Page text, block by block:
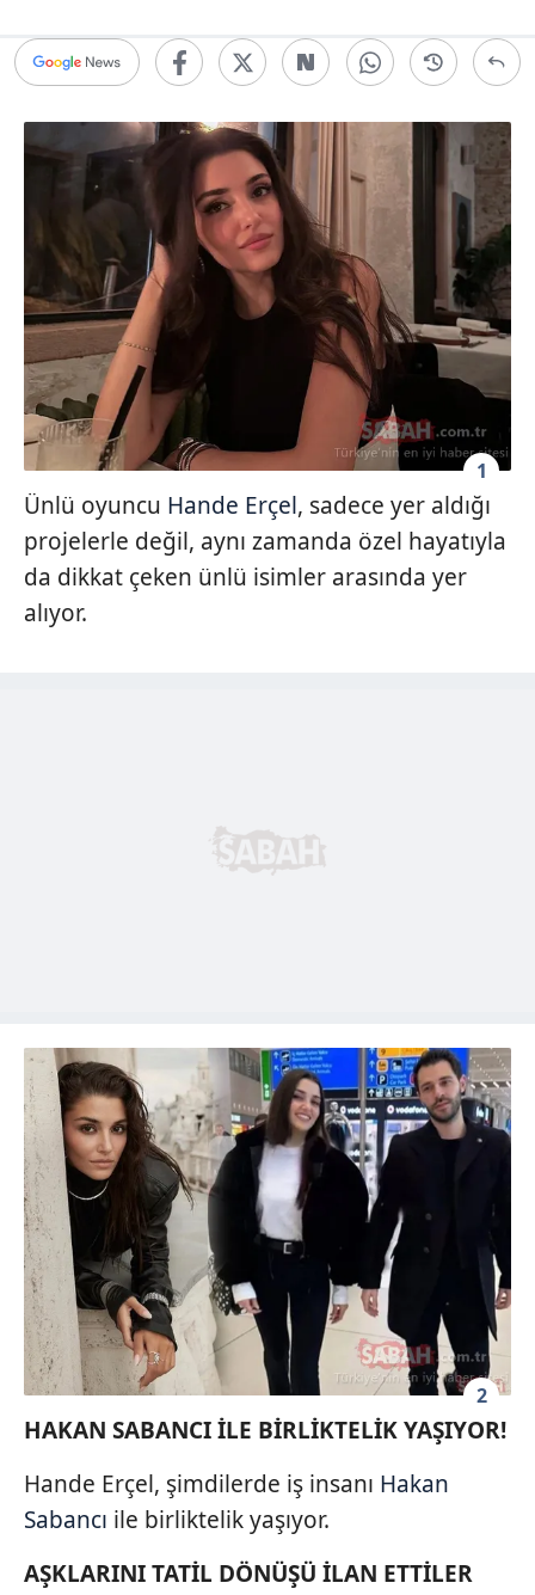
1
Ünlü oyuncu Hande Erçel, sadece yer aldığı
projelerle değil, aynı zamanda özel hayatıyla
da dikkat çeken ünlü isimler arasında yer
alıyor.
2
HAKAN SABANCI İLE BİRLİKTELİK YAŞIYOR!
Hande Erçel, şimdilerde iş insanı Hakan
Sabancı ile birliktelik yaşıyor.
AŞKLARINI TATİL DÖNÜŞÜ İLAN ETTİLER